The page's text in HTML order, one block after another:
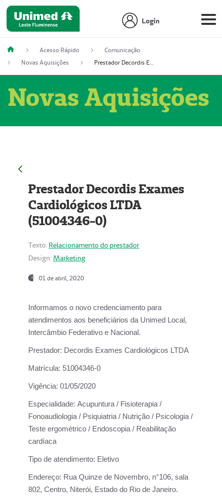
Login
Acesso Rápido
Comunicação
Novas Aquisições
Prestador Decordis Exames Cardiológicos LTDA (51004346-0)
Novas Aquisições
Prestador Decordis Exames
Cardiológicos LTDA
(51004346-0)
Texto: Relacionamento do prestador
Design: Marketing
01 de abril, 2020
Informamos o novo credenciamento para
atendimentos aos beneficiários da Unimed Local,
Intercâmbio Federativo e Nacional.
Prestador: Decordis Exames Cardiológicos LTDA
Matrícula: 51004346-0
Vigência: 01/05/2020
Especialidade: Acupuntura / Fisioterapia /
Fonoaudiologia / Psiquiatria / Nutrição / Psicologia /
Teste ergométrico / Endoscopia / Reabilitação
cardíaca
Tipo de atendimento: Eletivo
Endereço: Rua Quinze de Novembro, n°106, sala
802, Centro, Niterói, Estado do Rio de Janeiro.